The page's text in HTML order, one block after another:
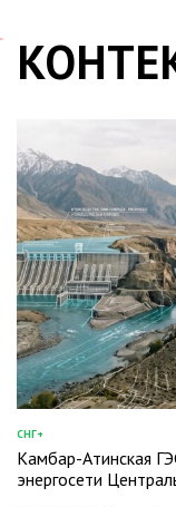
ОПУБЛИКОВАНО
В
СНГ+
Камбар-Атинская
энергосети